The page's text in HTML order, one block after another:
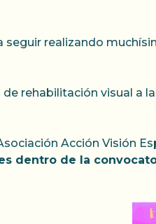
seguir realizando
rehabilitación visual a
Acción Visión
dentro de la